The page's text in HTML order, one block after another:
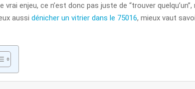
enjeu, ce n’est donc pas juste de “trouver
aussi dénicher un vitrier dans le 75016, mieux vaut